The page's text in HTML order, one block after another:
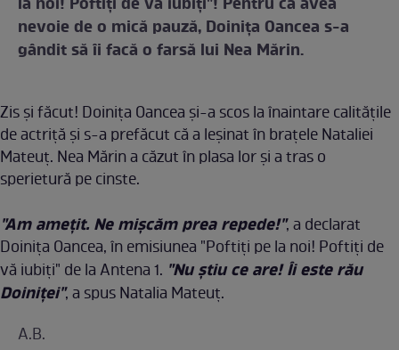
nevoie de o mică pauză, Doiniţa Oancea s-a
gândit să îi facă o farsă lui Nea Mărin.
Zis şi făcut! Doiniţa Oancea şi-a scos la înaintare calităţile
de actriţă şi s-a prefăcut că a leşinat în braţele Nataliei
Mateuţ. Nea Mărin a căzut în plasa lor şi a tras o
sperietură pe cinste.
"Am ameţit. Ne mişcăm prea repede!", a declarat
Doiniţa Oancea, în emisiunea "Poftiţi pe la noi! Poftiţi de
vă iubiţi" de la Antena 1. "Nu ştiu ce are! Îi este rău
Doiniţei", a spus Natalia Mateuţ.
A.B.